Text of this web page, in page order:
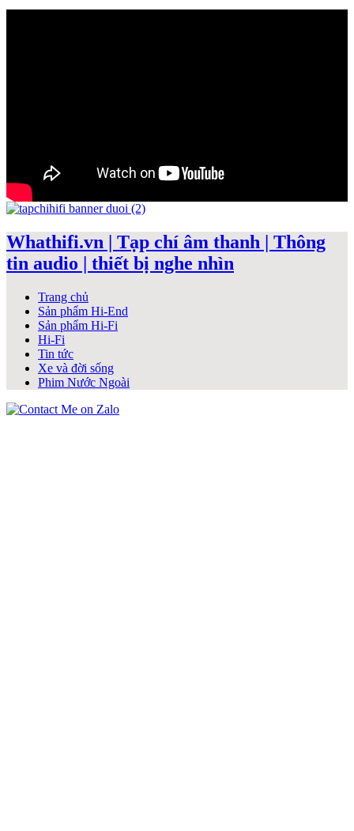
Whathifi.vn | Tạp chí âm thanh | Thông
tin audio | thiết bị nghe nhìn
Trang chủ
Sản phẩm Hi-End
Sản phẩm Hi-Fi
Hi-Fi
Tin tức
Xe và đời sống
Phim Nước Ngoài